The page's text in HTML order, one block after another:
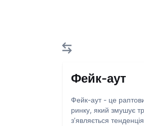
Фейк-аут
Фейк-аут - це
ринку, який змушує
з’являється